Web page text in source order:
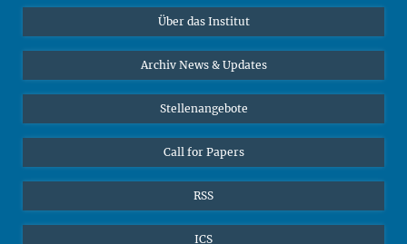
Online-Vorträge
Interviews zum Thema "Diversity"
Über das Institut
Archiv News & Updates
Stellenangebote
Call for Papers
RSS
ICS